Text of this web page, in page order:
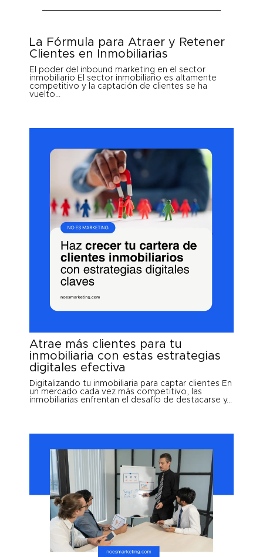
La Fórmula para Atraer y Retener
Clientes en Inmobiliarias
El poder del inbound marketing en el sector
inmobiliario El sector inmobiliario es altamente
competitivo y la captación de clientes se ha
vuelto...
Atrae más clientes para tu
inmobiliaria con estas estrategias
digitales efectiva
Digitalizando tu inmobiliaria para captar clientes En
un mercado cada vez más competitivo, las
inmobiliarias enfrentan el desafío de destacarse y...